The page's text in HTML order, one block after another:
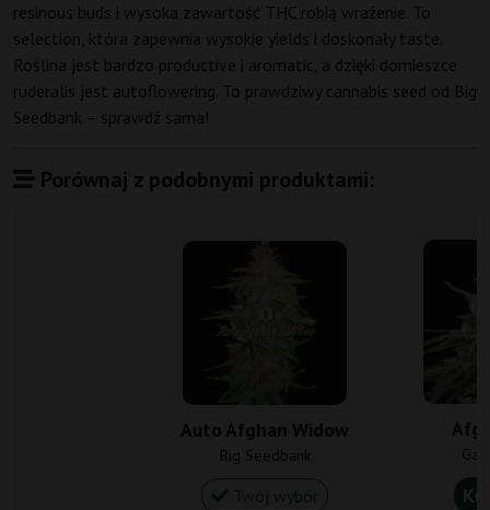
resinous buds i wysoka zawartość THC robią wrażenie. To
selection, która zapewnia wysokie yields i doskonały taste.
Roślina jest bardzo productive i aromatic, a dzięki domieszce
ruderalis jest autoflowering. To prawdziwy cannabis seed od Big
Seedbank – sprawdź sama!
Porównaj z podobnymi produktami:
Auto Afghan Widow
Big Seedbank